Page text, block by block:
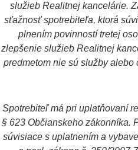
služieb Realitnej kancelárie.
sťažnosť spotrebiteľa, ktorá
plnením povinností tretej
zlepšenie služieb Realitnej
predmetom nie sú služby
Spotrebiteľ má pri uplatňovaní
§ 623 Občianskeho zákonníka.
súvisiace s uplatnením a